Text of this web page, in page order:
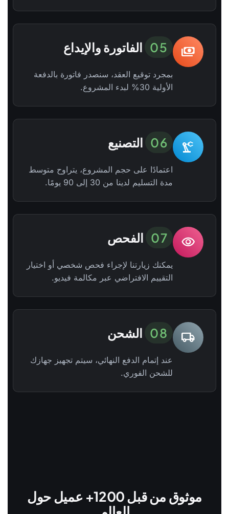
payments
05 الفاتورة والإيداع
بمجرد توقيع العقد، سنصدر فاتورة بالدفعة
الأولية 30% لبدء المشروع.
precision_manufacturing
06 التصنيع
اعتمادًا على حجم المشروع، يتراوح متوسط
مدة التسليم لدينا من 30 إلى 90 يومًا.
visibility
07 الفحص
يمكنك زيارتنا لإجراء فحص شخصي أو اختيار
التقييم الافتراضي عبر مكالمة فيديو.
local_shipping
08 الشحن
عند إتمام الدفع النهائي، سيتم تجهيز جهازك
للشحن الفوري.
موثوق من قبل 1200+ عميل حول